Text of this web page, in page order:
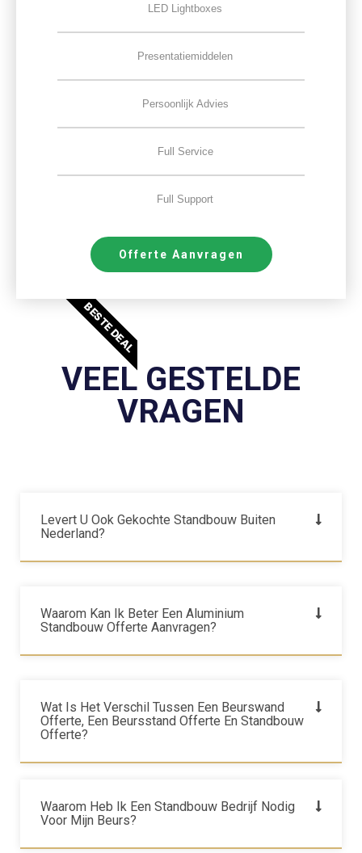
LED Lightboxes
Presentatiemiddelen
Persoonlijk Advies
Full Service
Full Support
Offerte Aanvragen
BESTE DEAL
VEEL GESTELDE
VRAGEN
Levert U Ook Gekochte Standbouw Buiten
Nederland?
Waarom Kan Ik Beter Een Aluminium
Standbouw Offerte Aanvragen?
Wat Is Het Verschil Tussen Een Beurswand
Offerte, Een Beursstand Offerte En Standbouw
Offerte?
Waarom Heb Ik Een Standbouw Bedrijf Nodig
Voor Mijn Beurs?